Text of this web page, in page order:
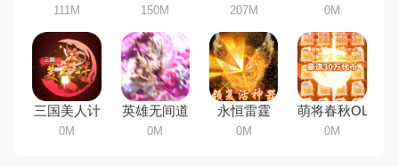
111M 150M 207M 0M
三国美人计
0M
英雄无间道
0M
永恒雷霆
0M
萌将春秋OL
0M